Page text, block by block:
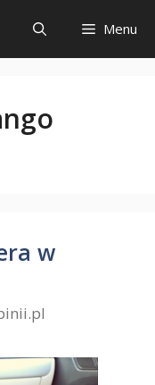
Menu
w